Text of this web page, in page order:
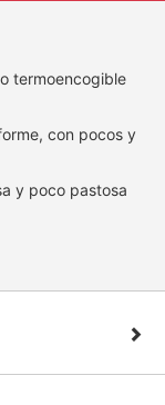
termoencogible
con pocos y
y poco pastosa